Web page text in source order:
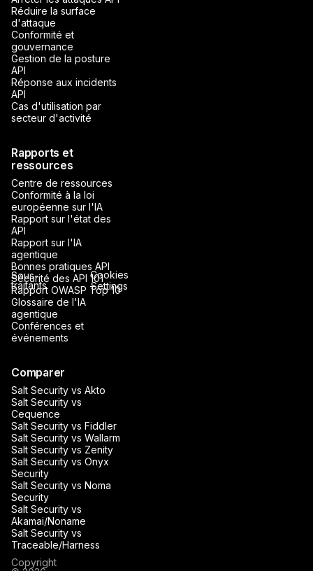
Réduire la surface
d'attaque
Conformité et
gouvernance
Gestion de la posture
API
Réponse aux incidents
API
Cas d'utilisation par
secteur d'activité
Rapports et
ressources
Centre de ressources
Conformité à la loi
européenne sur l'IA
Rapport sur l'état des
API
Rapport sur l'IA
agentique
Bonnes pratiques API
Sécurité des API 101
Rapport OWASP Top 10
Glossaire de l'IA
agentique
Conférences et
événements
Comparer
Salt Security vs Akto
Salt Security vs
Cequence
Salt Security vs Fiddler
Salt Security vs Wallarm
Salt Security vs Zenity
Salt Security vs Onyx
Security
Salt Security vs Noma
Security
Salt Security vs
Akamai/Noname
Salt Security vs
Traceable/Harness
Sous-
traitants
Cookies
Settings
Copyright